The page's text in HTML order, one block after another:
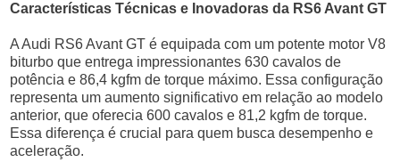
Características Técnicas e Inovadoras da RS6 Avant GT
A Audi RS6 Avant GT é equipada com um potente motor V8
biturbo que entrega impressionantes 630 cavalos de
potência e 86,4 kgfm de torque máximo. Essa configuração
representa um aumento significativo em relação ao modelo
anterior, que oferecia 600 cavalos e 81,2 kgfm de torque.
Essa diferença é crucial para quem busca desempenho e
aceleração.